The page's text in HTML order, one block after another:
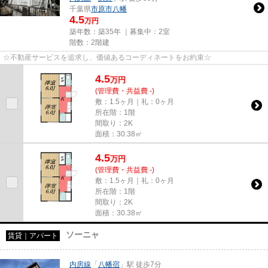
千葉県市原市八幡
4.5万円
築年数：築35年 ｜募集中： 2室
階数：2階建
☆不動産サービスを追求し、価値あるコーディネートをお約束☆
4.5万円
(管理費・共益費 -)
敷：1.5ヶ月｜礼：0ヶ月
所在階：1階
間取り：2K
面積：30.38㎡
4.5万円
(管理費・共益費 -)
敷：1.5ヶ月｜礼：0ヶ月
所在階：1階
間取り：2K
面積：30.38㎡
賃貸｜アパート ソーニャ
内房線 「 八幡宿 」駅 徒歩7分